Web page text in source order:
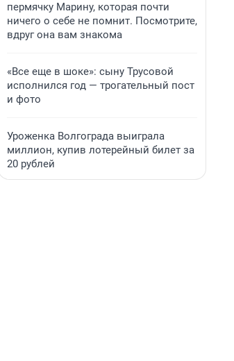
пермячку Марину, которая почти
ничего о себе не помнит. Посмотрите,
вдруг она вам знакома
«Все еще в шоке»: сыну Трусовой
исполнился год — трогательный пост
и фото
Уроженка Волгограда выиграла
миллион, купив лотерейный билет за
20 рублей